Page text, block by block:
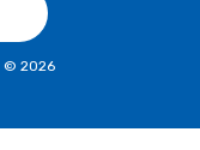
© 2026